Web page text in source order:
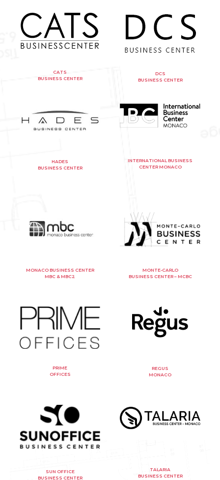
CATS
BUSINESS CENTER
DCS
BUSINESS CENTER
HADES
BUSINESS CENTER
INTERNATIONAL BUSINESS
CENTER MONACO
MONACO BUSINESS CENTER
MBC & MBC2
MONTE-CARLO
BUSINESS CENTER – MCBC
PRIME
OFFICES
REGUS
MONACO
SUN OFFICE
BUSINESS CENTER
TALARIA
BUSINESS CENTER